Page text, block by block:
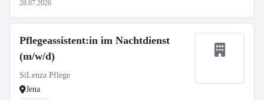
28.07.2026
Pflegeassistent:in im Nachtdienst
(m/w/d)
SiLenza Pflege
Jena